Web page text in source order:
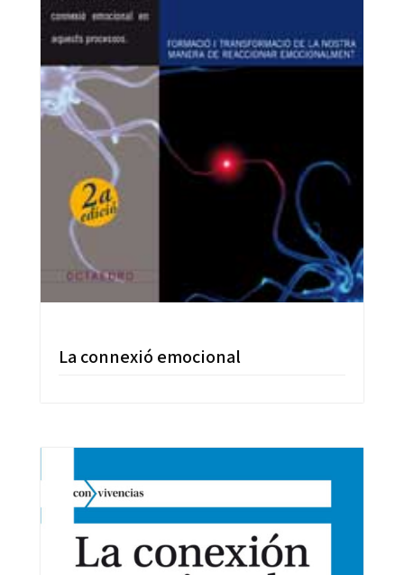
La connexió emocional